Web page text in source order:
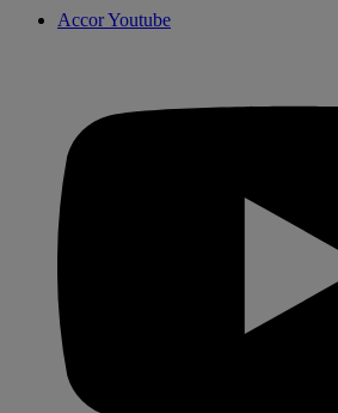
Accor Youtube